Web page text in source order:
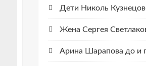
Дети Николь
Жена Сергея
Арина Шарапова до и